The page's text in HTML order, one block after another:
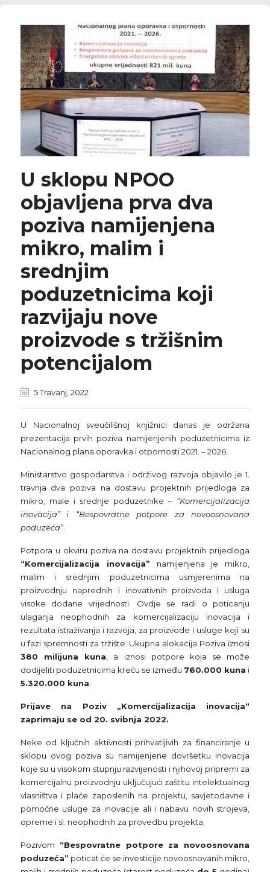
U sklopu NPOO
objavljena prva dva
poziva namijenjena
mikro, malim i
srednjim
poduzetnicima koji
razvijaju nove
proizvode s tržišnim
potencijalom
5 Travanj, 2022
U Nacionalnoj sveučilišnoj knjižnici danas je održana
prezentacija prvih poziva namijenjenih poduzetnicima iz
Nacionalnog plana oporavka i otpornosti 2021. – 2026.
Ministarstvo gospodarstva i održivog razvoja objavilo je 1.
travnja dva poziva na dostavu projektnih prijedloga za
mikro, male i srednje poduzetnike – “Komercijalizacija
inovacija”i “Bespovratne potpore za novoosnovana
poduzeća”.
Potpora u okviru poziva na dostavu projektnih prijedloga
“Komercijalizacija inovacija” namijenjena je mikro,
malim i srednjim poduzetnicima usmjerenima na
proizvodnju naprednih i inovativnih proizvoda i usluga
visoke dodane vrijednosti. Ovdje se radi o poticanju
ulaganja neophodnih za komercijalizaciju inovacija i
rezultata istraživanja i razvoja, za proizvode i usluge koji su
u fazi spremnosti za tržište. Ukupna alokacija Poziva iznosi
380 milijuna kuna , a iznosi potpore koja se može
dodijeliti poduzetnicima kreću se između 760.000 kuna i
5.320.000 kuna
Prijave na Poziv „Komercijalizacija inovacija“
zaprimaju se od 20. svibnja 2022.
Neke od ključnih aktivnosti prihvatljivih za financiranje u
sklopu ovog poziva su namijenjene dovršetku inovacija
koje su u visokom stupnju razvijenosti i njihovoj pripremi za
komercijalnu proizvodnju uključujući zaštitu intelektualnog
vlasništva i plaće zaposlenih na projektu, savjetodavne i
pomoćne usluge za inovacije ali i nabavu novih strojeva,
opreme i sl. neophodnih za provedbu projekta.
Pozivom “Bespovratne potpore za novoosnovana
poduzeća” poticat će se investicije novoosnovanih mikro,